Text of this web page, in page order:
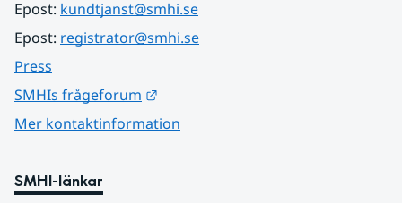
Epost: kundtjanst@smhi.se
Epost: registrator@smhi.se
Press
SMHIs frågeforum
Mer kontaktinformation
SMHI-länkar